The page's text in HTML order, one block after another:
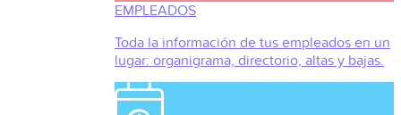
EMPLEADOS
Toda la información de tus empleados en un
lugar: organigrama, directorio, altas y bajas.